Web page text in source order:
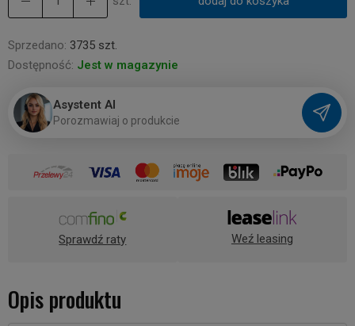
Sprzedano: 3735 szt.
Dostępność: Jest w magazynie
Asystent AI
Porozmawiaj o produkcie
Sprawdź raty Weź leasing
Opis produktu